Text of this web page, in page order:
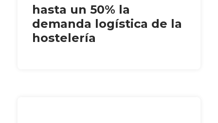
hasta un 50% la
demanda logística de la
hostelería